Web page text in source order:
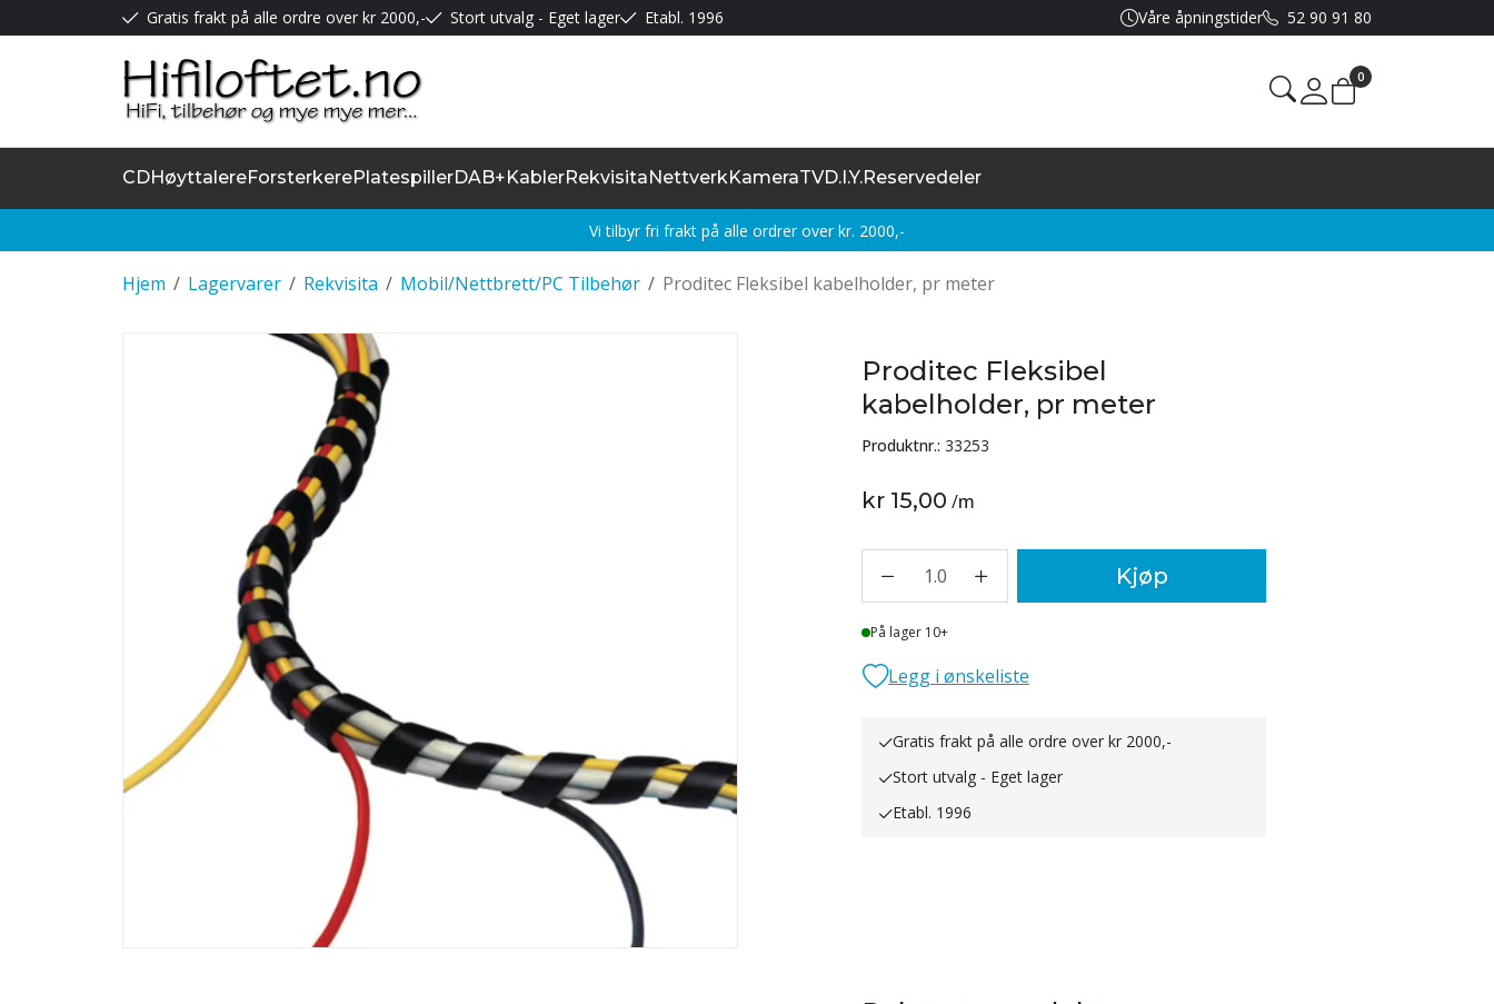
Gratis frakt på alle ordre over kr 2000,- Stort utvalg - Eget lager Etabl. 1996 Våre åpningstider 52 90 91 80
Mine sider
0
CDHøyttalereForsterkerePlatespillerDAB+KablerRekvisitaNettverkKameraTVD.I.Y.Reservedeler
Vi tilbyr fri frakt på alle ordrer over kr. 2000,-
/
Hjem /
Lagervarer /
Rekvisita /
Mobil/Nettbrett/PC Tilbehør Proditec Fleksibel kabelholder, pr meter
Proditec Fleksibel
kabelholder, pr meter
Produktnr.: 33253
kr 15,00 /m
1.0 Kjøp
Lager
På lager 10+
Legg i ønskeliste
Gratis frakt på alle ordre over kr 2000,-
Stort utvalg - Eget lager
Etabl. 1996